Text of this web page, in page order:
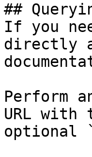
##
If you
directly
Perform
URL with
optional